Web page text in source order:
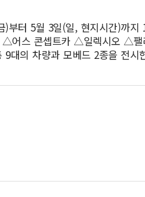
부터 5월 3일(일, 현지시간)까지
어스 콘셉트카 △일렉시오 △팰
의 차량과 모베드 2종을 전시